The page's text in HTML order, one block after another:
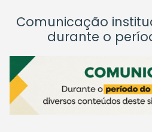
Comunicação
durante o